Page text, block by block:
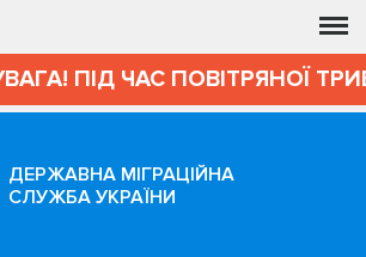
ПІД ЧАС ПОВІТРЯНОЇ
ДЕРЖАВНА МІГРАЦІЙНА
СЛУЖБА УКРАЇНИ